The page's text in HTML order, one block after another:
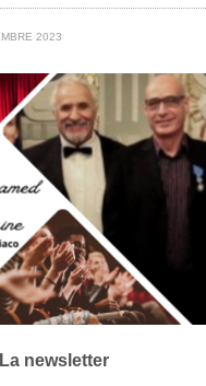
2023
newsletter